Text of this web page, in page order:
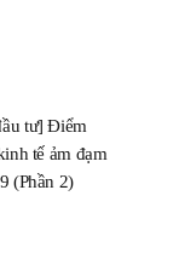
tư] Điểm
tế ảm đạm
(Phần 2)